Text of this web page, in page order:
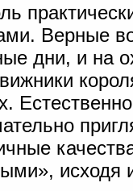
Верные
дни, и на
исходя